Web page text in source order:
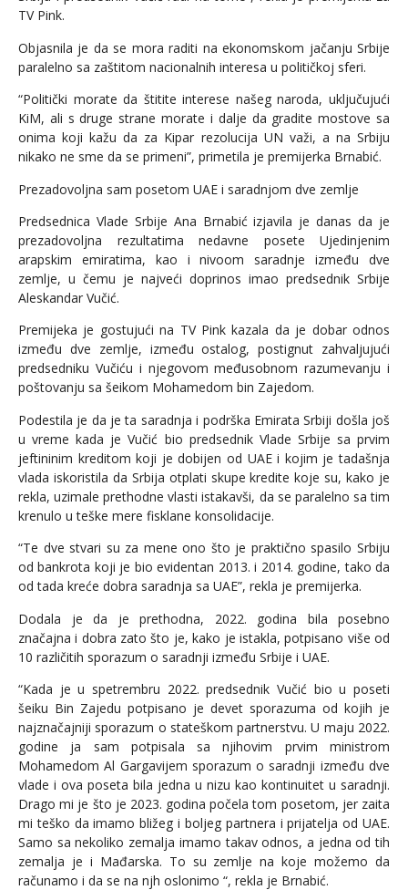
TV Pink.
Objasnila je da se mora raditi na ekonomskom jačanju Srbije
paralelno sa zaštitom nacionalnih interesa u političkoj sferi.
“Politički morate da štitite interese našeg naroda, uključujući
KiM, ali s druge strane morate i dalje da gradite mostove sa
onima koji kažu da za Kipar rezolucija UN važi, a na Srbiju
nikako ne sme da se primeni”, primetila je premijerka Brnabić.
Prezadovoljna sam posetom UAE i saradnjom dve zemlje
Predsednica Vlade Srbije Ana Brnabić izjavila je danas da je
prezadovoljna rezultatima nedavne posete Ujedinjenim
arapskim emiratima, kao i nivoom saradnje između dve
zemlje, u čemu je najveći doprinos imao predsednik Srbije
Aleskandar Vučić.
Premijeka je gostujući na TV Pink kazala da je dobar odnos
između dve zemlje, između ostalog, postignut zahvaljujući
predsedniku Vučiću i njegovom međusobnom razumevanju i
poštovanju sa šeikom Mohamedom bin Zajedom.
Podestila je da je ta saradnja i podrška Emirata Srbiji došla još
u vreme kada je Vučić bio predsednik Vlade Srbije sa prvim
jeftininim kreditom koji je dobijen od UAE i kojim je tadašnja
vlada iskoristila da Srbija otplati skupe kredite koje su, kako je
rekla, uzimale prethodne vlasti istakavši, da se paralelno sa tim
krenulo u teške mere fisklane konsolidacije.
“Te dve stvari su za mene ono što je praktično spasilo Srbiju
od bankrota koji je bio evidentan 2013. i 2014. godine, tako da
od tada kreće dobra saradnja sa UAE”, rekla je premijerka.
Dodala je da je prethodna, 2022. godina bila posebno
značajna i dobra zato što je, kako je istakla, potpisano više od
10 različitih sporazum o saradnji između Srbije i UAE.
“Kada je u spetrembru 2022. predsednik Vučić bio u poseti
šeiku Bin Zajedu potpisano je devet sporazuma od kojih je
najznačajniji sporazum o stateškom partnerstvu. U maju 2022.
godine ja sam potpisala sa njihovim prvim ministrom
Mohamedom Al Gargavijem sporazum o saradnji između dve
vlade i ova poseta bila jedna u nizu kao kontinuitet u saradnji.
Drago mi je što je 2023. godina počela tom posetom, jer zaita
mi teško da imamo bližeg i boljeg partnera i prijatelja od UAE.
Samo sa nekoliko zemalja imamo takav odnos, a jedna od tih
zemalja je i Mađarska. To su zemlje na koje možemo da
računamo i da se na njh oslonimo “, rekla je Brnabić.